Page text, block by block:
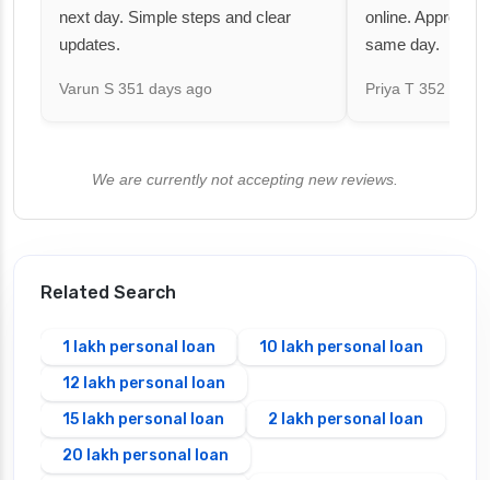
next day. Simple steps and clear
updates.
Varun S 351 days ago
online. Approval
same day.
Priya T 352 days
We are currently not accepting new reviews.
Related Search
1 lakh personal loan
10 lakh personal loan
12 lakh personal loan
15 lakh personal loan
2 lakh personal loan
20 lakh personal loan